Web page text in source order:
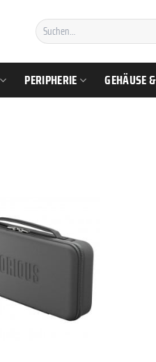
Suchen
nach:
PERIPHERIE GEHÄUSE